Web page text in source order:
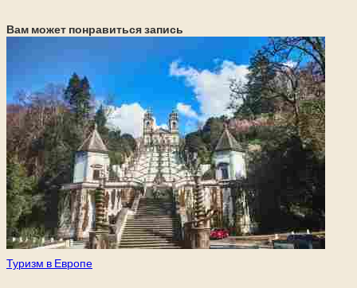
Вам может понравиться запись
Опубликовано
Туризм в Европе